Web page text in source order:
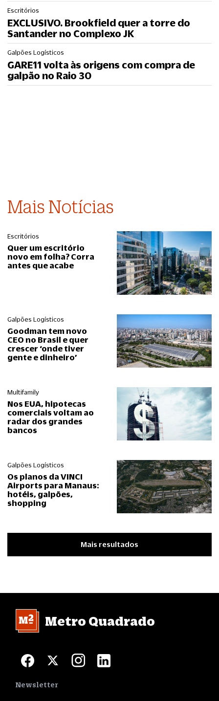
Escritórios
EXCLUSIVO. Brookfield quer a torre do
Santander no Complexo JK
Galpões Logísticos
GARE11 volta às origens com compra de
galpão no Raio 30
Mais Notícias
Escritórios
Quer um escritório
novo em folha? Corra
antes que acabe
Galpões Logísticos
Goodman tem novo
CEO no Brasil e quer
crescer ‘onde tiver
gente e dinheiro’
Multifamily
Nos EUA, hipotecas
comerciais voltam ao
radar dos grandes
bancos
Galpões Logísticos
Os planos da VINCI
Airports para Manaus:
hotéis, galpões,
shopping
Mais resultados
Metro Quadrado
Newsletter